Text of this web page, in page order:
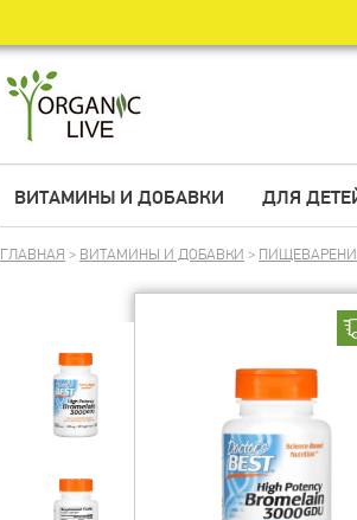
ВИТАМИНЫ И ДОБАВКИ ДЛЯ
ГЛАВНАЯ > ВИТАМИНЫ И ДОБАВКИ >